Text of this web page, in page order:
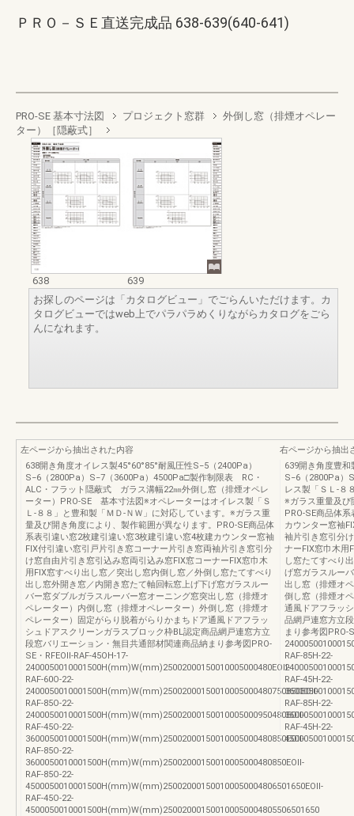
ＰＲＯ－ＳＥ直送完成品 638-639(640-641)
PRO-SE 基本寸法図 プロジェクト窓群
外倒し窓（排煙オペレー
ター）［隠蔽式］
638
639
お探しのページは「カタログビュー」でごらんいただけます。カ
タログビューではweb上でパラパラめくりながらカタログをごら
んになれます。
左ページから抽出された内容
638開き角度オイレス製45°60°85°耐風圧性S−5（2400Pa）
S−6（2800Pa）S−7（3600Pa）4500Pa□製作制限表 RC・
ALC・フラット隠蔽式 ガラス溝幅22㎜外倒し窓（排煙オペレ
ーター）PRO-SE 基本寸法図※オペレーターはオイレス製「Ｓ
Ｌ-８８」と豊和製「ＭＤ-ＮＷ」に対応しています。※ガラス重
量及び開き角度により、製作範囲が異なります。PRO-SE商品体
系表引違い窓2枚建引違い窓3枚建引違い窓4枚建カウンター窓袖
FIX付引違い窓引戸片引き窓コーナー片引き窓両袖片引き窓引分
け窓自由片引き窓引込み窓両引込み窓FIX窓コーナーFIX窓巾木
用FIX窓すべり出し窓／突出し窓内倒し窓／外倒し窓たてすべり
出し窓外開き窓／内開き窓たて軸回転窓上げ下げ窓ガラスルー
バー窓ダブルガラスルーバー窓オーニング窓突出し窓（排煙オ
ペレーター）内倒し窓（排煙オペレーター）外倒し窓（排煙オ
ペレーター）固定がらり脱着がらりかまちドア通風ドアフラッ
シュドアスクリーンガラスブロック枠BL認定商品網戸連窓方立
段窓バリエーション・無目共通部材関連商品納まり参考図PRO-
SE・RFEOII-RAF-45OH-17-
2400050010001500H(mm)W(mm)25002000150010005000480EOII-
RAF-60O-22-
2400050010001500H(mm)W(mm)25002000150010005000480750850EOII-
RAF-85O-22-
2400050010001500H(mm)W(mm)25002000150010005000950480EOII-
RAF-45O-22-
3600050010001500H(mm)W(mm)25002000150010005000480850EOII-
RAF-85O-22-
3600050010001500H(mm)W(mm)25002000150010005000480850EOII-
RAF-85O-22-
4500050010001500H(mm)W(mm)250020001500100050004806501650EOII-
RAF-45O-22-
4500050010001500H(mm)W(mm)250020001500100050004805506501650
右ページから抽出
639開き角度豊和
S−6（2800Pa）
レス製「ＳＬ-８
※ガラス重量及び
PRO-SE商品体
カウンター窓袖
袖片引き窓引分
ナーFIX窓巾木用
し窓たてすべり
げ窓ガラスルー
出し窓（排煙オ
倒し窓（排煙オ
通風ドアフラッ
品網戸連窓方立
まり参考図PRO-
RAF-85H-22-
RAF-45H-22-
RAF-85H-22-
RAF-45H-22-